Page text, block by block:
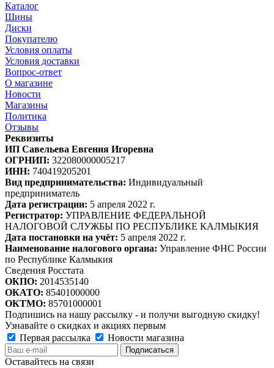
Каталог
Шины
Диски
Покупателю
Условия оплаты
Условия доставки
Вопрос-ответ
О магазине
Новости
Магазины
Политика
Отзывы
Реквизиты
ИП Савельева Евгения Игоревна
ОГРНИП: 322080000005217
ИНН: 740419205201
Вид предпринимательства: Индивидуальный
предприниматель
Дата регистрации: 5 апреля 2022 г.
Регистратор: УПРАВЛЕНИЕ ФЕДЕРАЛЬНОЙ
НАЛОГОВОЙ СЛУЖБЫ ПО РЕСПУБЛИКЕ КАЛМЫКИЯ
Дата постановки на учёт: 5 апреля 2022 г.
Наименование налогового органа: Управление ФНС России
по Республике Калмыкия
Сведения Росстата
ОКПО: 2014535140
ОКАТО: 85401000000
ОКТМО: 85701000001
Подпишись на нашу рассылку - и получи выгодную скидку!
Узнавайте о скидках и акциях первым
Первая рассылка
Новости магазина
Оставайтесь на связи